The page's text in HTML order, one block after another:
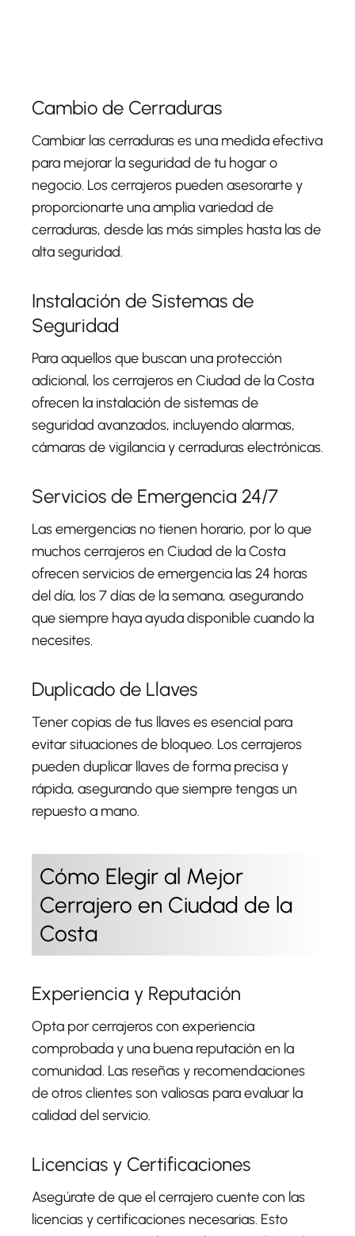
Cambio de Cerraduras
Cambiar las cerraduras es una medida efectiva
para mejorar la seguridad de tu hogar o
negocio. Los cerrajeros pueden asesorarte y
proporcionarte una amplia variedad de
cerraduras, desde las más simples hasta las de
alta seguridad.
Instalación de Sistemas de
Seguridad
Para aquellos que buscan una protección
adicional, los cerrajeros en Ciudad de la Costa
ofrecen la instalación de sistemas de
seguridad avanzados, incluyendo alarmas,
cámaras de vigilancia y cerraduras electrónicas.
Servicios de Emergencia 24/7
Las emergencias no tienen horario, por lo que
muchos cerrajeros en Ciudad de la Costa
ofrecen servicios de emergencia las 24 horas
del día, los 7 días de la semana, asegurando
que siempre haya ayuda disponible cuando la
necesites.
Duplicado de Llaves
Tener copias de tus llaves es esencial para
evitar situaciones de bloqueo. Los cerrajeros
pueden duplicar llaves de forma precisa y
rápida, asegurando que siempre tengas un
repuesto a mano.
Cómo Elegir al Mejor
Cerrajero en Ciudad de la
Costa
Experiencia y Reputación
Opta por cerrajeros con experiencia
comprobada y una buena reputación en la
comunidad. Las reseñas y recomendaciones
de otros clientes son valiosas para evaluar la
calidad del servicio.
Licencias y Certificaciones
Asegúrate de que el cerrajero cuente con las
licencias y certificaciones necesarias. Esto